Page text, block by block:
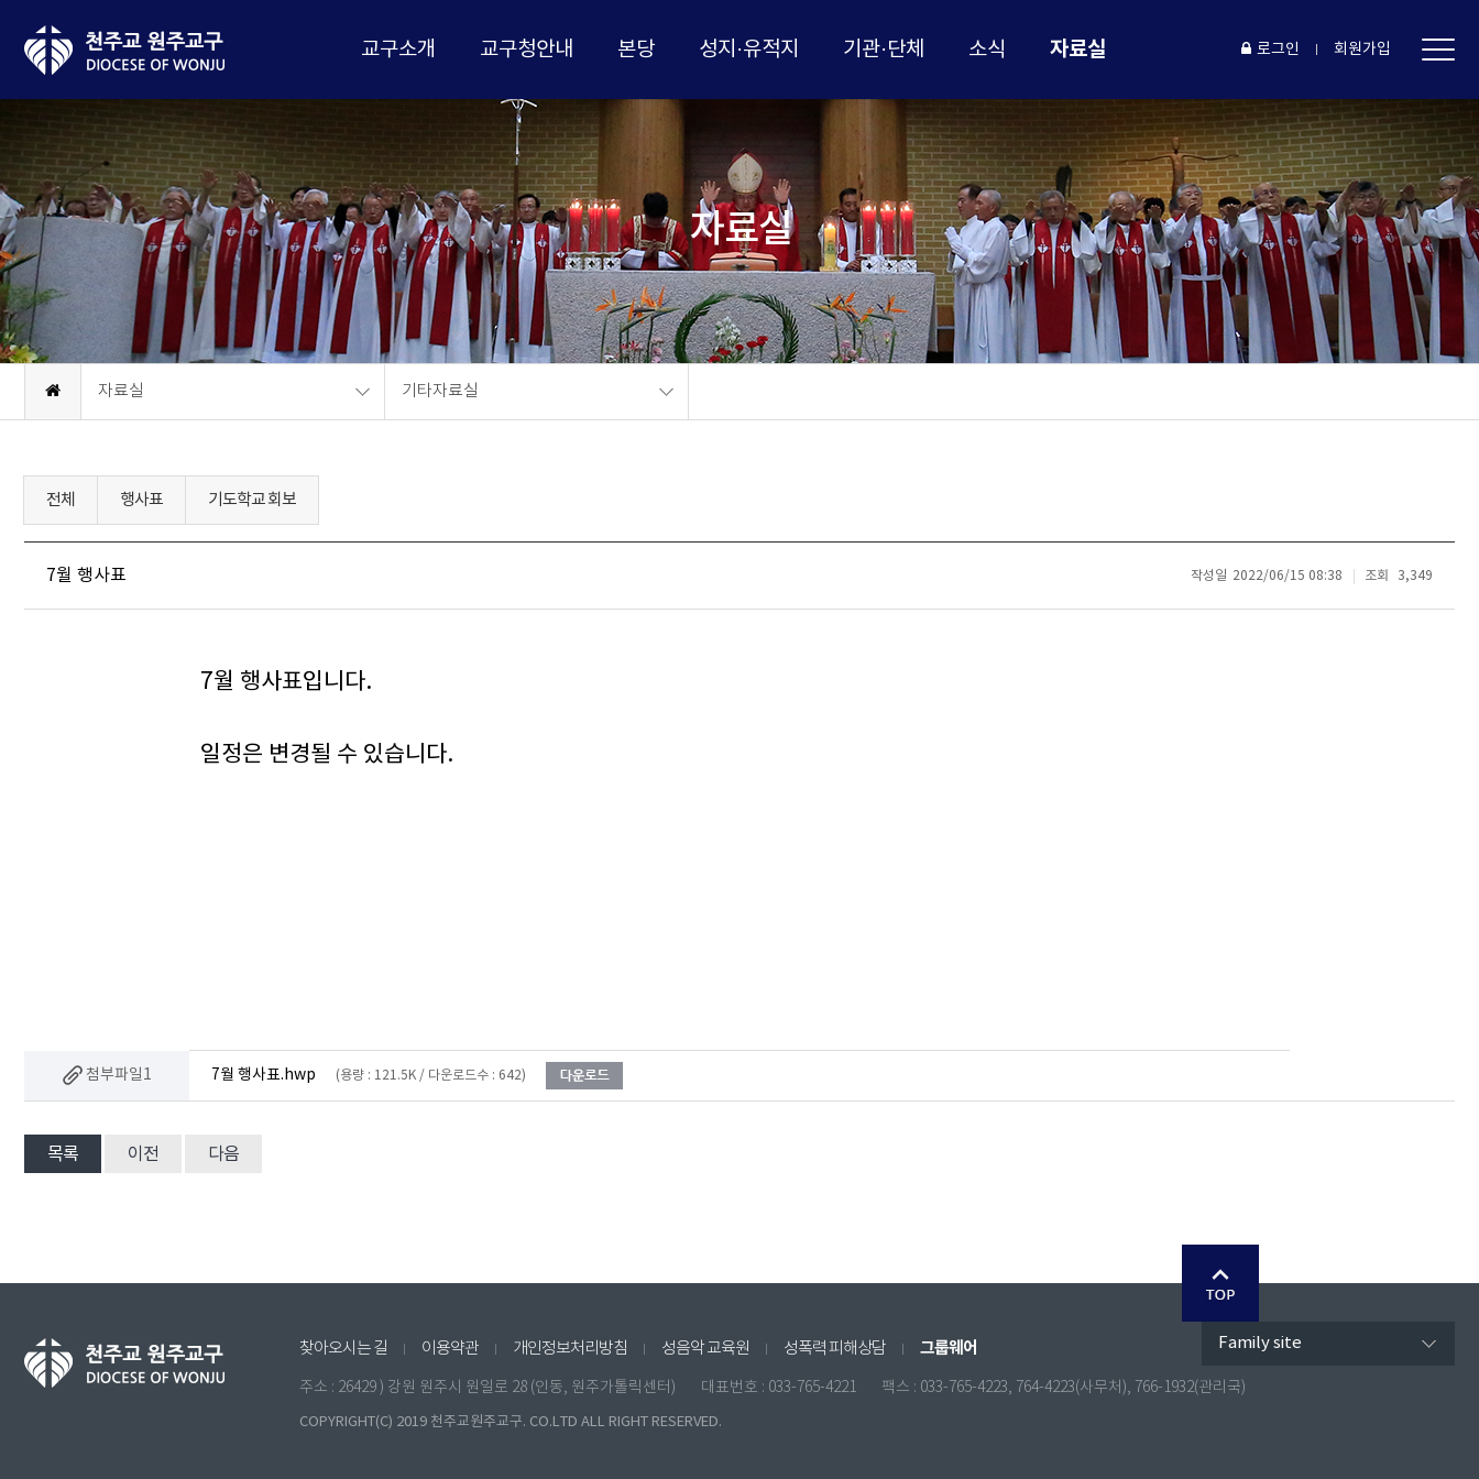
교구소개 교구청안내 본당 성지·유적지 기관·단체 소식 자료실 로그인 회원가입
자료실
자료실 기타자료실
전체 행사표 기도학교 회보
7월 행사표 작성일 2022/06/15 08:38 조회 3,349
7월 행사표입니다.
일정은 변경될 수 있습니다.
첨부파일1 7월 행사표.hwp (용량 : 121.5K / 다운로드수 : 642)
목록 이전 다음
찾아오시는 길 이용약관 개인정보처리방침 성음악 교육원 성폭력 피해상담 그룹웨어
주소 : 26429 ) 강원 원주시 원일로 28 (인동, 원주가톨릭센터) 대표번호 : 033-765-4221 팩스 : 033-765-4223, 764-4223(사무처), 766-1932(관리국)
COPYRIGHT(C) 2019 천주교원주교구. CO.LTD ALL RIGHT RESERVED.
Family site